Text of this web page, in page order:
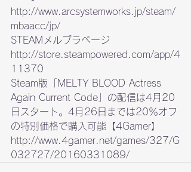
http://www.arcsystemworks.jp/steam/
mbaacc/jp/
http://store.steampowered.com/app/4
11370
Steam版「MELTY BLOOD Actress
Again Current Code」の配信は4月20
日スタート。4月26日までは20％オフ
http://www.4gamer.net/games/327/G
032727/20160331089/